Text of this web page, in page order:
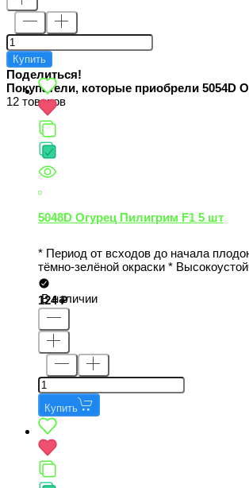
Купить
Поделиться!
Покупатели, которые приобрели 5054D
12 товаров
5048D Огурец Пилигрим F1 5 шт
* Период от всходов до начала
тёмно-зелёной окраски *
В наличии
124
Купить